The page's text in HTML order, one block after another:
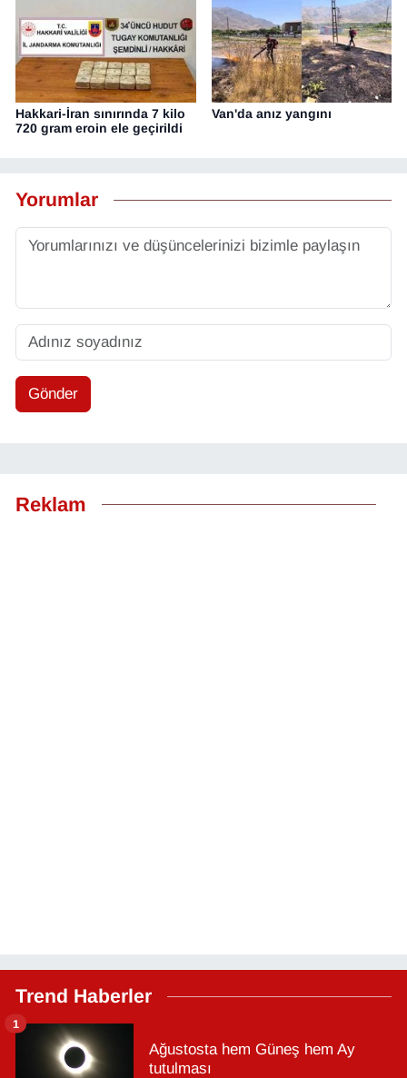
Hakkari-İran sınırında 7 kilo
720 gram eroin ele geçirildi
Van'da anız yangını
Yorumlar
Gönder
Reklam
Trend Haberler
Ağustosta hem Güneş hem Ay
tutulması
1